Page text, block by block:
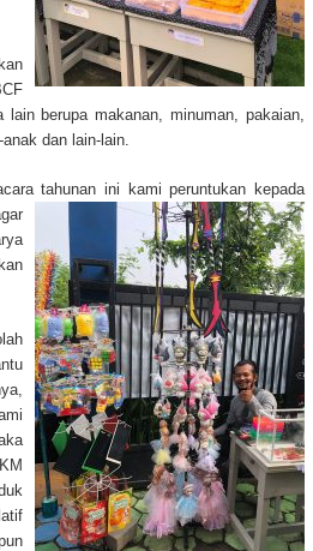
lain berupa makanan, minuman, pakaian,
dan lain-lain.
tahunan ini kami peruntukan kepada